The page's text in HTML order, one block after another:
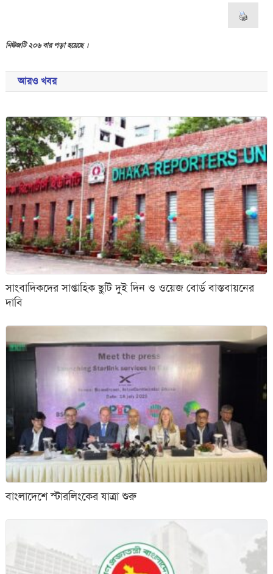
নিউজটি ২০৬ বার পড়া হয়েছে ।
আরও খবর
সাংবাদিকদের সাপ্তাহিক ছুটি দুই দিন ও ওয়েজ বোর্ড বাস্তবায়নের
দাবি
বাংলাদেশে স্টারলিংকের যাত্রা শুরু